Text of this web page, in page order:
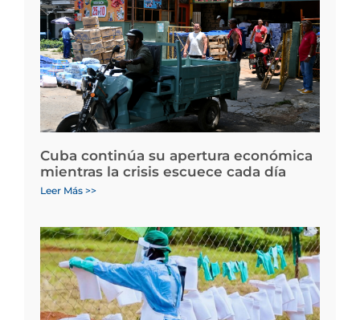
Cuba continúa su apertura económica
mientras la crisis escuece cada día
Leer Más >>